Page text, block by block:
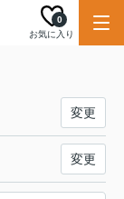
お気に入り
0
変更
変更